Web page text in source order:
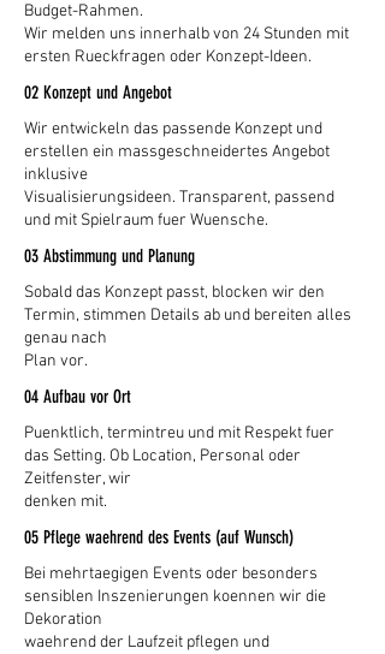
Budget-Rahmen.
Wir melden uns innerhalb von 24 Stunden mit
ersten Rueckfragen oder Konzept-Ideen.
02 Konzept und Angebot
Wir entwickeln das passende Konzept und
erstellen ein massgeschneidertes Angebot
inklusive
Visualisierungsideen. Transparent, passend
und mit Spielraum fuer Wuensche.
03 Abstimmung und Planung
Sobald das Konzept passt, blocken wir den
Termin, stimmen Details ab und bereiten alles
genau nach
Plan vor.
04 Aufbau vor Ort
Puenktlich, termintreu und mit Respekt fuer
das Setting. Ob Location, Personal oder
Zeitfenster, wir
denken mit.
05 Pflege waehrend des Events (auf Wunsch)
Bei mehrtaegigen Events oder besonders
sensiblen Inszenierungen koennen wir die
Dekoration
waehrend der Laufzeit pflegen und